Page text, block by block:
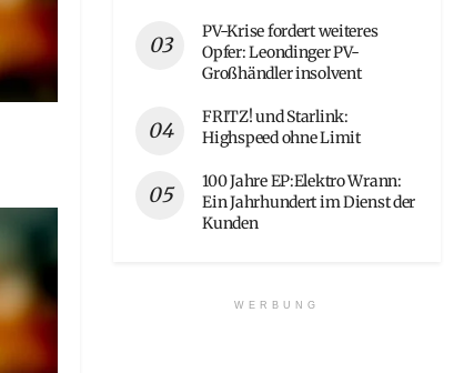
PV-Krise fordert weiteres
Opfer: Leondinger PV-
Großhändler insolvent
FRITZ! und Starlink:
Highspeed ohne Limit
100 Jahre EP:Elektro Wrann:
Ein Jahrhundert im Dienst der
Kunden
WERBUNG